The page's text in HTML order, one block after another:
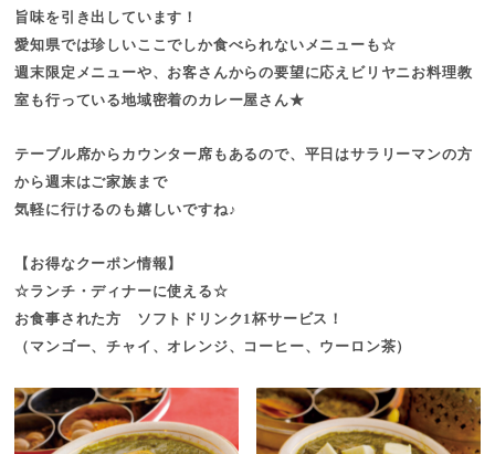
旨味を引き出しています！
愛知県では珍しいここでしか食べられないメニューも☆
週末限定メニューや、お客さんからの要望に応えビリヤニお料理教
室も行っている地域密着のカレー屋さん★
テーブル席からカウンター席もあるので、平日はサラリーマンの方
から週末はご家族まで
気軽に行けるのも嬉しいですね♪
【お得なクーポン情報】
☆ランチ・ディナーに使える☆
お食事された方 ソフトドリンク1杯サービス！
（マンゴー、チャイ、オレンジ、コーヒー、ウーロン茶）